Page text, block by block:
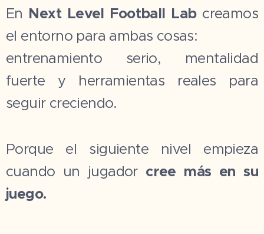
En Next Level Football Labcreamos
el entorno para ambas cosas:
entrenamiento serio, mentalidad
fuerte y herramientas reales para
seguir creciendo.
Porque el siguiente nivel empieza
cuando un jugador cree más en su
juego.